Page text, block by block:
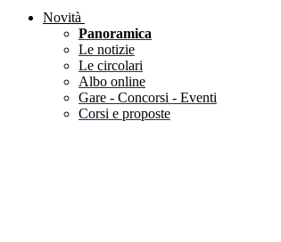
Novità
Panoramica
Le notizie
Le circolari
Albo online
Gare - Concorsi - Eventi
Corsi e proposte